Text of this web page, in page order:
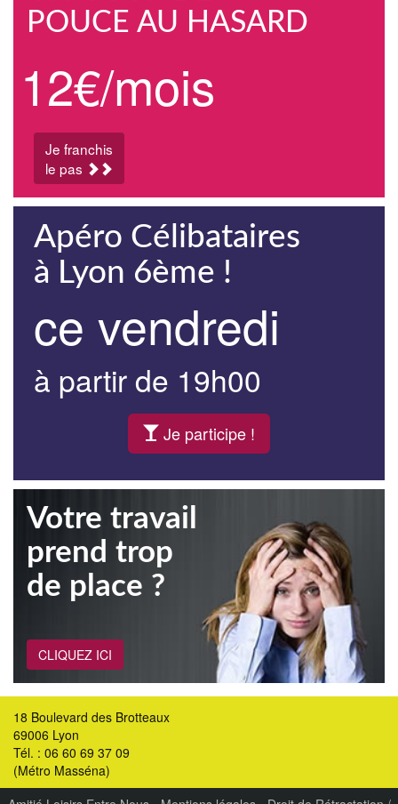
POUCE AU HASARD
12€/mois
Je franchis
le pas
Apéro Célibataires
à Lyon 6ème !
ce vendredi
à partir de 19h00
Je participe !
Votre travail
prend trop
de place ?
CLIQUEZ ICI
18 Boulevard des Brotteaux
69006 Lyon
Tél. : 06 60 69 37 09
(Métro Masséna)